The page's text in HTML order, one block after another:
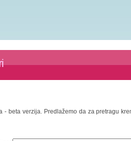
- beta verzija. Predlažemo da za pretragu